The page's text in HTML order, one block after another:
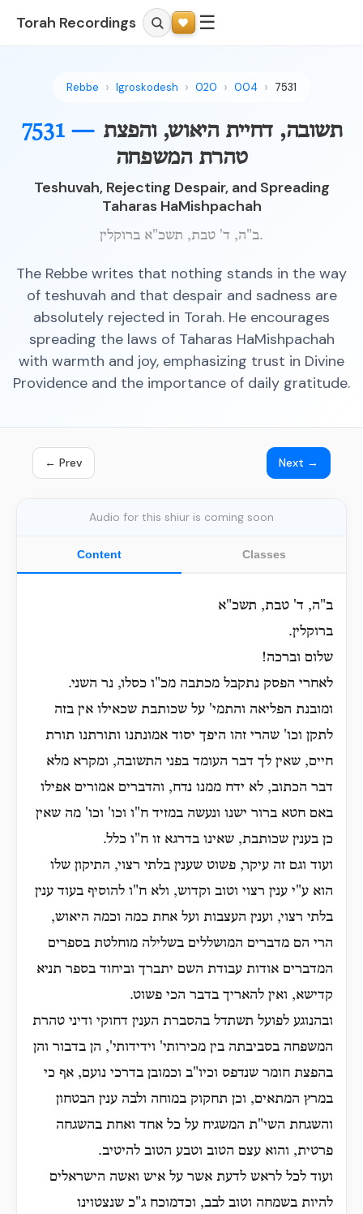
Torah Recordings ☰
Rebbe Igroskodesh 020 004 7531
7531 — תשובה, דחיית היאוש, והפצת
טהרת המשפחה
Teshuvah, Rejecting Despair, and Spreading
Taharas HaMishpachah
ב"ה, ד' טבת, תשכ"א ברוקלין.
The Rebbe writes that nothing stands in the way
of teshuvah and that despair and sadness are
absolutely rejected in Torah. He encourages
spreading the laws of Taharas HaMishpachah
with warmth and joy, emphasizing trust in Divine
Providence and the importance of daily gratitude.
← Prev Next →
Audio for this shiur is coming soon
Content Classes
ב"ה, ד' טבת, תשכ"א
ברוקלין.
שלום וברכה!
לאחרי הפסק נתקבל מכתבה מכ"ו כסלו, נר השני.
ומובנת הפליאה והתמי' על שכותבת שכאילו אין בזה
לתקן וכו' שהרי זהו היפך יסוד אמונתנו ותורתנו תורת
חיים, שאין לך דבר העומד בפני התשובה, ומקרא מלא
דבר הכתוב, לא ידח ממנו נדח, והדברים אמורים אפילו
באם חטא ברור ישנו ונעשה במזיד ח"ו וכו' וכו' מה שאין
כן בענין שכותבת, שאינו בדרגא זו ח"ו כלל.
ועוד וגם זה עיקר, פשוט שענין בלתי רצוי, התיקון שלו
הוא ע"י ענין רצוי וטוב וקדוש, ולא ח"ו להוסיף בעוד ענין
בלתי רצוי, וענין העצבות ועל אחת כמה וכמה היאוש,
הרי הם מדברים המושללים בשלילה מוחלטת בספרים
המדברים אודות עבודת השם יתברך וביחוד בספר תניא
קדישא, ואין להאריך בדבר הכי פשוט.
ובהנוגע לפועל תשתדל בהסברת הענין דחוקי ודיני טהרת
המשפחה בסביבתה בין מכירותי' וידידותי', הן בדבור והן
בהפצת חומר שנדפס וכיו"ב וכמובן בדרכי נועם, אף כי
במרץ המתאים, וכן תחקוק במוחה ולבה ענין הבטחון
והשגחת השי"ת המשגיח על כל אחד ואחת בהשגחה
פרטית, והוא עצם הטוב וטבע הטוב להיטיב.
ועוד לכל לראש לדעת אשר על איש ואשה הישראלים
להיות בשמחה וטוב לבב, וכדמוכח ג"כ שנצטוינו